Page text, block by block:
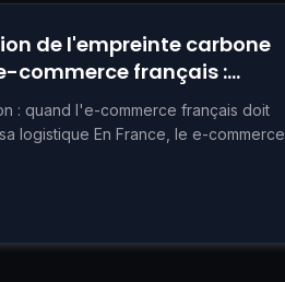
de l'empreinte carbone
commerce français :
cas de La Bonne Box
: quand l'e-commerce français doit
logistique En France, le e-commerce